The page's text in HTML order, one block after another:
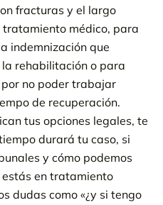
fracturas y el largo
tratamiento médico, para
indemnización que
rehabilitación o para
no poder trabajar
de recuperación.
tus opciones legales, te
durará tu caso, si
y cómo podemos
en tratamiento
dudas como «¿y si tengo